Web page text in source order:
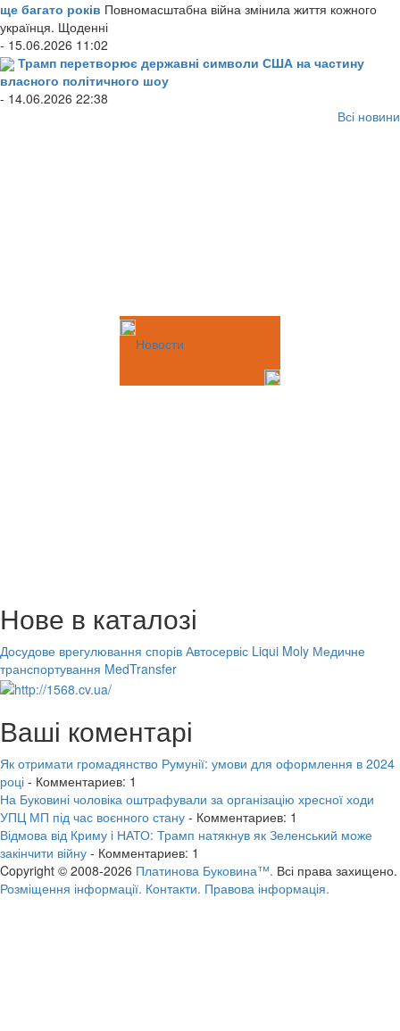
ще багато років Повномасштабна війна змінила життя кожного
українця. Щоденні
- 15.06.2026 11:02
Трамп перетворює державні символи США на частину
власного політичного шоу
- 14.06.2026 22:38
Всі новини
Новости
Нове в каталозі
Досудове врегулювання спорів Автосервіс Liqui Moly Медичне
транспортування MedTransfer
Ваші коментарі
Як отримати громадянство Румунії: умови для оформлення в 2024
році - Комментариев: 1
На Буковині чоловіка оштрафували за організацію хресної ходи
УПЦ МП під час воєнного стану - Комментариев: 1
Відмова від Криму і НАТО: Трамп натякнув як Зеленський може
закінчити війну - Комментариев: 1
Copyright © 2008-2026 Платинова Буковина™. Всі права захищено.
Розміщення інформації. Контакти. Правова інформація.